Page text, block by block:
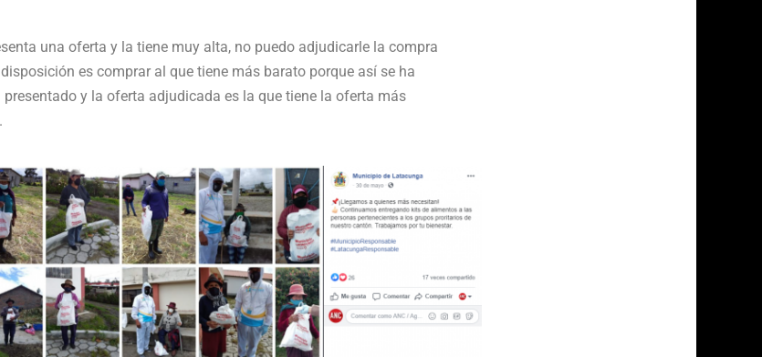
una oferta y la tiene muy alta, no puedo adjudicarle la compra
es comprar al que tiene más barato porque así se ha
y la oferta adjudicada es la que tiene la oferta más